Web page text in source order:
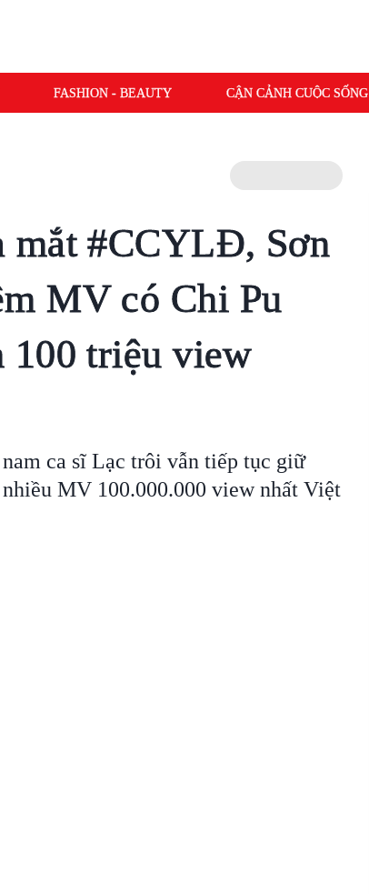
FASHION - BEAUTY CẬN CẢNH CUỘC SỐNG
mắt #CCYLĐ, Sơn
MV có Chi Pu
100 triệu view
ca sĩ Lạc trôi vẫn tiếp tục giữ
MV 100.000.000 view nhất Việt